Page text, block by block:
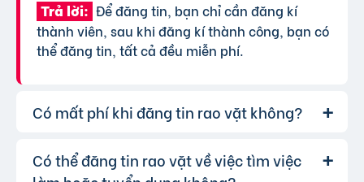
Trả lời: Để đăng tin, bạn chỉ cần đăng kí
thành viên, sau khi đăng kí thành công, bạn có
thể đăng tin, tất cả đều miễn phí.
Có mất phí khi đăng tin rao vặt không?
Trả lời: Chúng tôi cung cấp gói đăng tin miễn
Có thể đăng tin rao vặt về việc tìm việc